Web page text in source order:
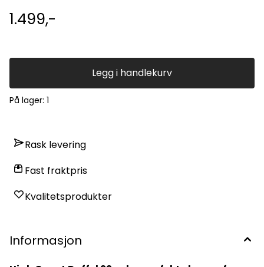
cm, dybde: 20 cm, volum: 22L, vekt: 380g. Vedlikehold Vask:
skal ikke vaskes. Rens: ikke send produktet til rens. Kloring:
1.499,-
Legg i handlekurv
På lager: 1
Rask levering
Fast fraktpris
Kvalitetsprodukter
Informasjon